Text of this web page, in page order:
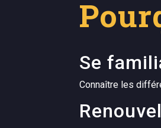
Se
Connaître les